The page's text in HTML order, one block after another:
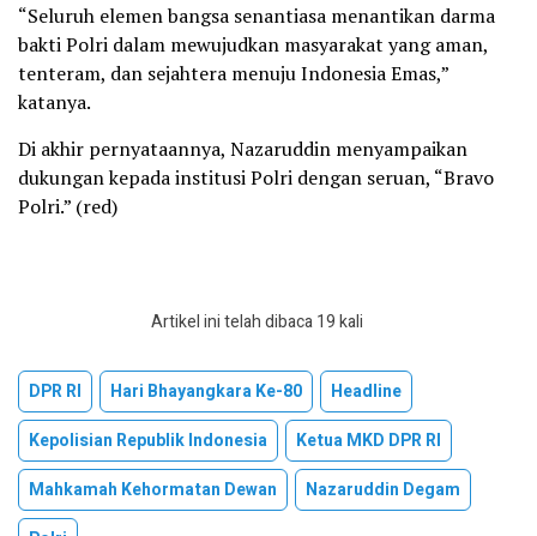
“Seluruh elemen bangsa senantiasa menantikan darma
bakti Polri dalam mewujudkan masyarakat yang aman,
tenteram, dan sejahtera menuju Indonesia Emas,”
katanya.
Di akhir pernyataannya, Nazaruddin menyampaikan
dukungan kepada institusi Polri dengan seruan, “Bravo
Polri.” (red)
Artikel ini telah dibaca 19 kali
DPR RI Hari Bhayangkara Ke-80
Headline
Kepolisian Republik Indonesia
Ketua MKD DPR RI
Mahkamah Kehormatan Dewan
Nazaruddin Degam